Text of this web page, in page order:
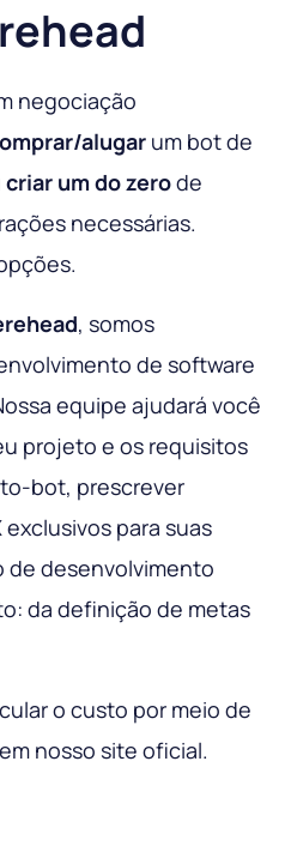
negociação
alugar um bot de
criar um do zerode
necessárias.
, somos
de software
equipe ajudará você
projeto e os requisitos
bot, prescrever
para suas
de desenvolvimento
da definição de metas
o custo por meio de
nosso site oficial.